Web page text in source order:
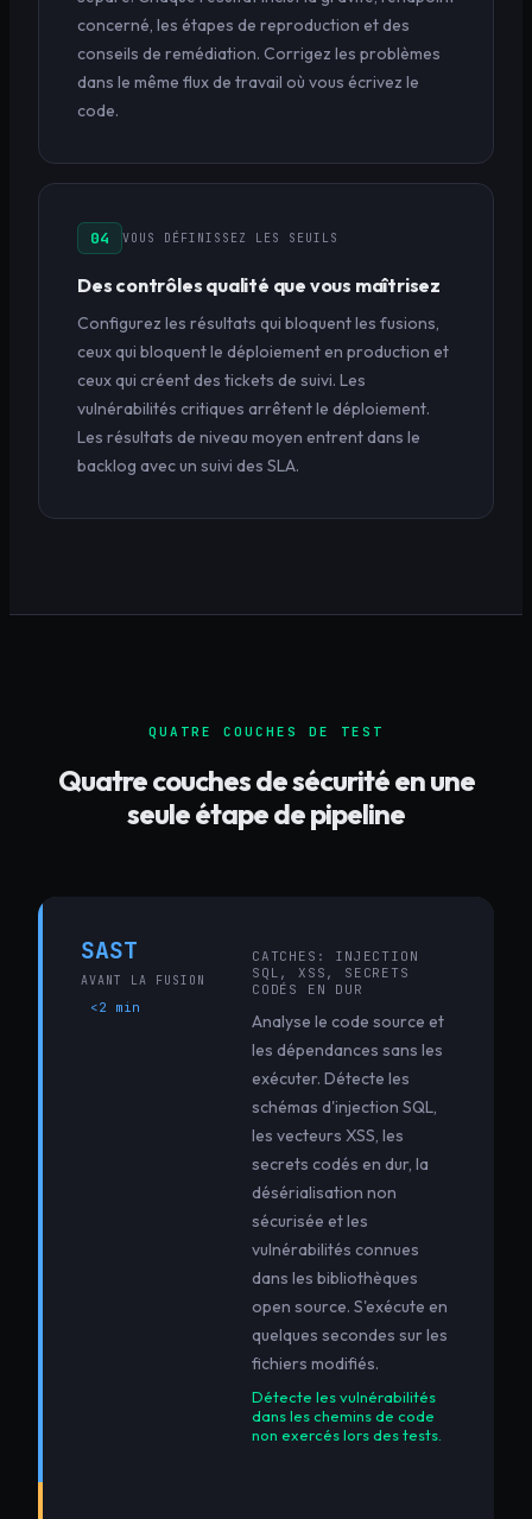
concerné, les étapes de reproduction et des
conseils de remédiation. Corrigez les problèmes
dans le même flux de travail où vous écrivez le
code.
04 VOUS DÉFINISSEZ LES SEUILS
Des contrôles qualité que vous maîtrisez
Configurez les résultats qui bloquent les fusions,
ceux qui bloquent le déploiement en production et
ceux qui créent des tickets de suivi. Les
vulnérabilités critiques arrêtent le déploiement.
Les résultats de niveau moyen entrent dans le
backlog avec un suivi des SLA.
QUATRE COUCHES DE TEST
Quatre couches de sécurité en une
seule étape de pipeline
SAST
AVANT LA FUSION
<2 min
CATCHES: INJECTION
SQL, XSS, SECRETS
CODÉS EN DUR
Analyse le code source et
les dépendances sans les
exécuter. Détecte les
schémas d'injection SQL,
les vecteurs XSS, les
secrets codés en dur, la
désérialisation non
sécurisée et les
vulnérabilités connues
dans les bibliothèques
open source. S'exécute en
quelques secondes sur les
fichiers modifiés.
Détecte les vulnérabilités
dans les chemins de code
non exercés lors des tests.